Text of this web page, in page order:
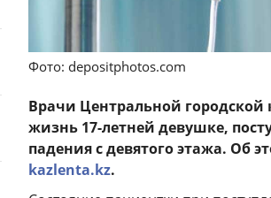
Фото: depositphotos.com
Врачи Центральной
жизнь 17-летней девушке,
падения с девятого этажа. Об
kazlenta.kz.